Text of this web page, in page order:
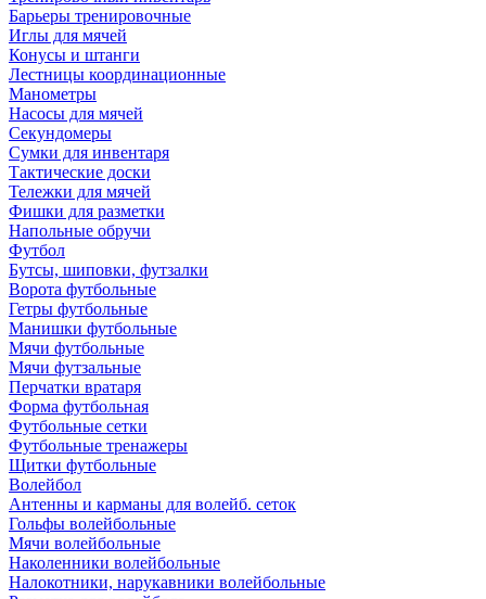
Барьеры тренировочные
Иглы для мячей
Конусы и штанги
Лестницы координационные
Манометры
Насосы для мячей
Секундомеры
Сумки для инвентаря
Тактические доски
Тележки для мячей
Фишки для разметки
Напольные обручи
Футбол
Бутсы, шиповки, футзалки
Ворота футбольные
Гетры футбольные
Манишки футбольные
Мячи футбольные
Мячи футзальные
Перчатки вратаря
Форма футбольная
Футбольные сетки
Футбольные тренажеры
Щитки футбольные
Волейбол
Антенны и карманы для волейб. сеток
Гольфы волейбольные
Мячи волейбольные
Наколенники волейбольные
Налокотники, нарукавники волейбольные